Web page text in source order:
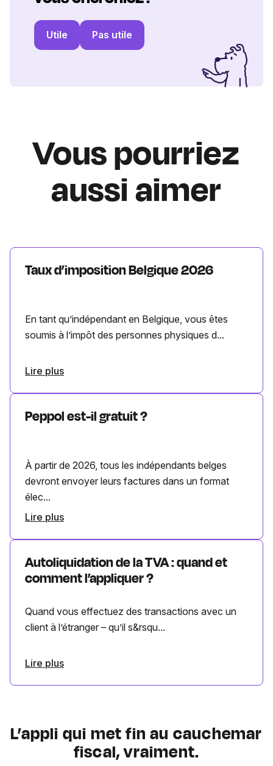
Utile Pas utile
Vous pourriez
aussi aimer
Taux d’imposition Belgique 2026
En tant qu’indépendant en Belgique, vous êtes
soumis à l’impôt des personnes physiques d...
Lire plus
Peppol est-il gratuit ?
À partir de 2026, tous les indépendants belges
devront envoyer leurs factures dans un format
élec...
Lire plus
Autoliquidation de la TVA : quand et
comment l’appliquer ?
Quand vous effectuez des transactions avec un
client à l’étranger – qu’il s&rsqu...
Lire plus
L’appli qui met fin au cauchemar
fiscal, vraiment.